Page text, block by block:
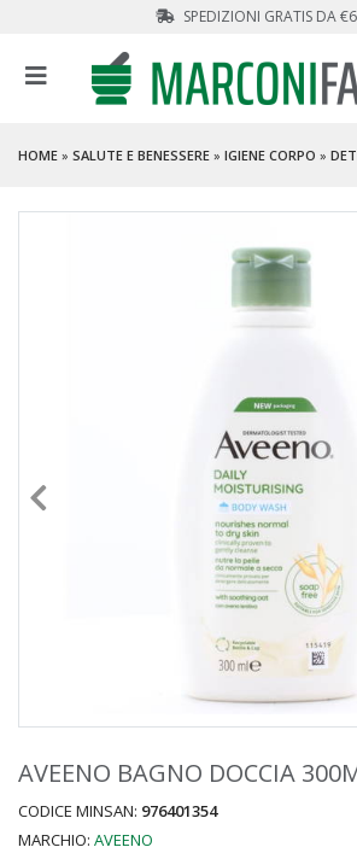
SPEDIZIONI GRATIS DA
HOME » SALUTE E BENESSERE » IGIENE CORPO »
AVEENO BAGNO DOCCIA
CODICE MINSAN: 976401354
MARCHIO: AVEENO